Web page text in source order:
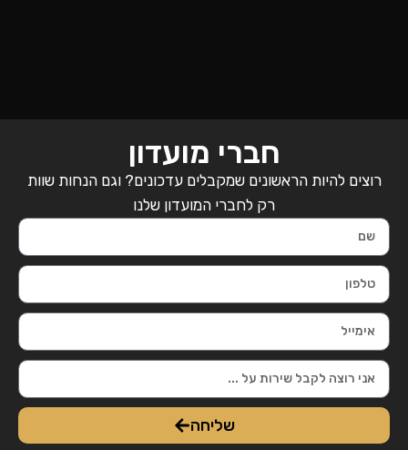
חברי מועדון
רוצים להיות הראשונים שמקבלים עדכונים? וגם הנחות שוות
רק לחברי המועדון שלנו
שליחה